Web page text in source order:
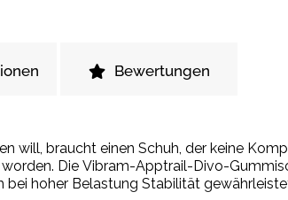
Bewertungen
will, braucht einen Schuh, der keine
Die Vibram-Apptrail-Divo-
bei hoher Belastung Stabilität